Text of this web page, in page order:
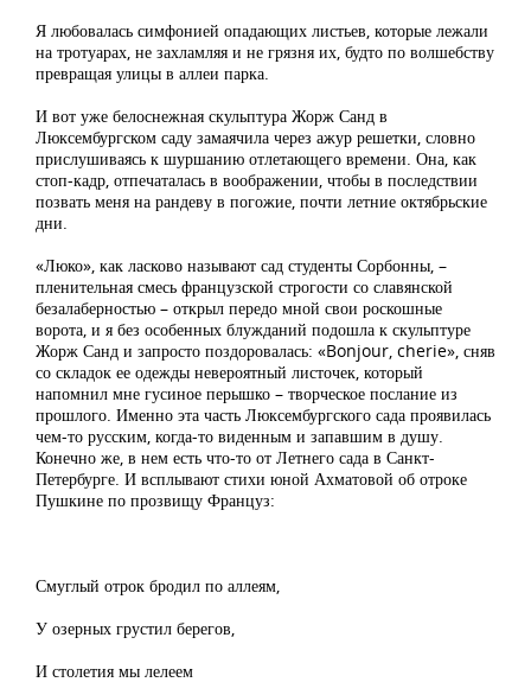
Я любовалась симфонией опадающих листьев, которые лежали
на тротуарах, не захламляя и не грязня их, будто по волшебству
превращая улицы в аллеи парка.
И вот уже белоснежная скульптура Жорж Санд в
Люксембургском саду замаячила через ажур решетки, словно
прислушиваясь к шуршанию отлетающего времени. Она, как
стоп-кадр, отпечаталась в воображении, чтобы в последствии
позвать меня на рандеву в погожие, почти летние октябрьские
дни.
«Люко», как ласково называют сад студенты Сорбонны, –
пленительная смесь французской строгости со славянской
безалаберностью – открыл передо мной свои роскошные
ворота, и я без особенных блужданий подошла к скульптуре
Жорж Санд и запросто поздоровалась: «Bonjour, cherie», сняв
со складок ее одежды невероятный листочек, который
напомнил мне гусиное перышко – творческое послание из
прошлого. Именно эта часть Люксембургского сада проявилась
чем-то русским, когда-то виденным и запавшим в душу.
Конечно же, в нем есть что-то от Летнего сада в Санкт-
Петербурге. И всплывают стихи юной Ахматовой об отроке
Пушкине по прозвищу Француз:
Смуглый отрок бродил по аллеям,
У озерных грустил берегов,
И столетия мы лелеем